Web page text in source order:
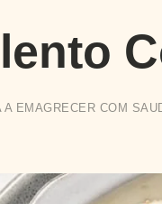
A EMAGRECER COM